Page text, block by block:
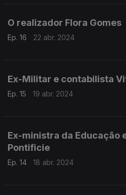
O realizador Flora Gomes
Ep. 16 22 abr. 2024
Ex-Militar e contabilista
Ep. 15 19 abr. 2024
Ex-ministra da Educação
Pontificie
Ep. 14 18 abr. 2024